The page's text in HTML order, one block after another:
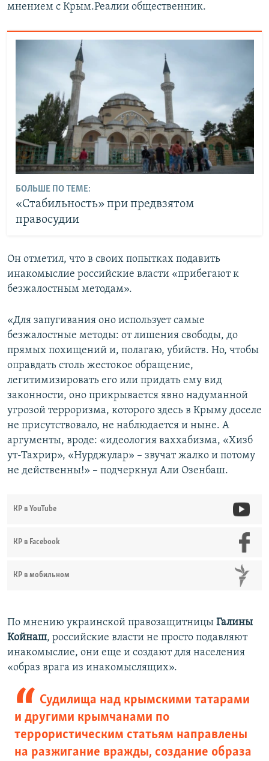
мнением с Крым.Реалии общественник.
БОЛЬШЕ ПО ТЕМЕ:
«Стабильность» при предвзятом
правосудии
Он отметил, что в своих попытках подавить
инакомыслие российские власти «прибегают к
безжалостным методам».
«Для запугивания оно использует самые
безжалостные методы: от лишения свободы, до
прямых похищений и, полагаю, убийств. Но, чтобы
оправдать столь жестокое обращение,
легитимизировать его или придать ему вид
законности, оно прикрывается явно надуманной
угрозой терроризма, которого здесь в Крыму доселе
не присутствовало, не наблюдается и ныне. А
аргументы, вроде: «идеология ваххабизма, «Хизб
ут-Тахрир», «Нурджулар» – звучат жалко и потому
не действенны!» – подчеркнул Али Озенбаш.
КР в YouTube
КР в Facebook
КР в мобильном
По мнению украинской правозащитницы Галины
Койнаш, российские власти не просто подавляют
инакомыслие, они еще и создают для населения
«образ врага из инакомыслящих».
Судилища над крымскими татарами
и другими крымчанами по
террористическим статьям направлены
на разжигание вражды, создание образа